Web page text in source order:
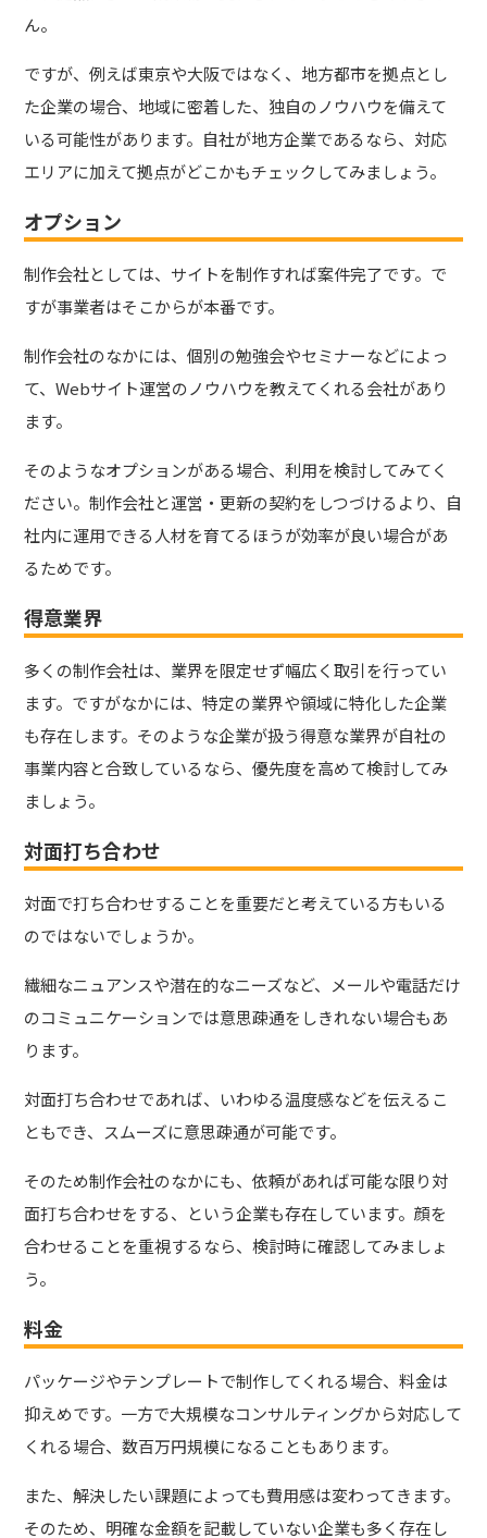
ん。
ですが、例えば東京や大阪ではなく、地方都市を拠点とし
た企業の場合、地域に密着した、独自のノウハウを備えて
いる可能性があります。自社が地方企業であるなら、対応
エリアに加えて拠点がどこかもチェックしてみましょう。
オプション
制作会社としては、サイトを制作すれば案件完了です。で
すが事業者はそこからが本番です。
制作会社のなかには、個別の勉強会やセミナーなどによっ
て、Webサイト運営のノウハウを教えてくれる会社があり
ます。
そのようなオプションがある場合、利用を検討してみてく
ださい。制作会社と運営・更新の契約をしつづけるより、自
社内に運用できる人材を育てるほうが効率が良い場合があ
るためです。
得意業界
多くの制作会社は、業界を限定せず幅広く取引を行ってい
ます。ですがなかには、特定の業界や領域に特化した企業
も存在します。そのような企業が扱う得意な業界が自社の
事業内容と合致しているなら、優先度を高めて検討してみ
ましょう。
対面打ち合わせ
対面で打ち合わせすることを重要だと考えている方もいる
のではないでしょうか。
繊細なニュアンスや潜在的なニーズなど、メールや電話だけ
のコミュニケーションでは意思疎通をしきれない場合もあ
ります。
対面打ち合わせであれば、いわゆる温度感などを伝えるこ
ともでき、スムーズに意思疎通が可能です。
そのため制作会社のなかにも、依頼があれば可能な限り対
面打ち合わせをする、という企業も存在しています。顔を
合わせることを重視するなら、検討時に確認してみましょ
う。
料金
パッケージやテンプレートで制作してくれる場合、料金は
抑えめです。一方で大規模なコンサルティングから対応して
くれる場合、数百万円規模になることもあります。
また、解決したい課題によっても費用感は変わってきます。
そのため、明確な金額を記載していない企業も多く存在し